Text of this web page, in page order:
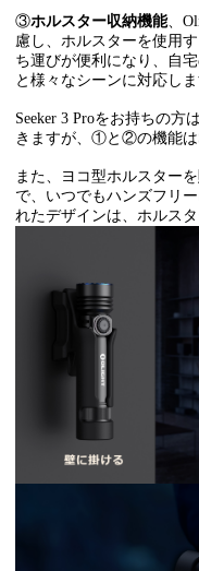
③ホルスター収納機能、
慮し、ホルスターを使用
ち運びが便利になり、自
と様々なシーンに対応しま
Seeker 3 Proをお持ちの方
きますが、①と②の機能は
また、ヨコ型ホルスター
で、いつでもハンズフリ
れたデザインは、ホルス